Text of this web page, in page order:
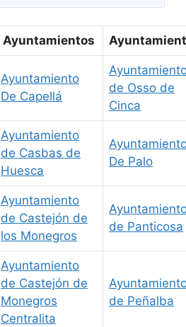
Ayuntamientos
Ayuntamiento
De Capellá
de Osso de
Cinca
Ayuntamiento
de Casbas de
Huesca
De Palo
Ayuntamiento
de Castejón de
los Monegros
de Panticosa
Ayuntamiento
de Castejón de
Monegros
Centralita
de Peñalba